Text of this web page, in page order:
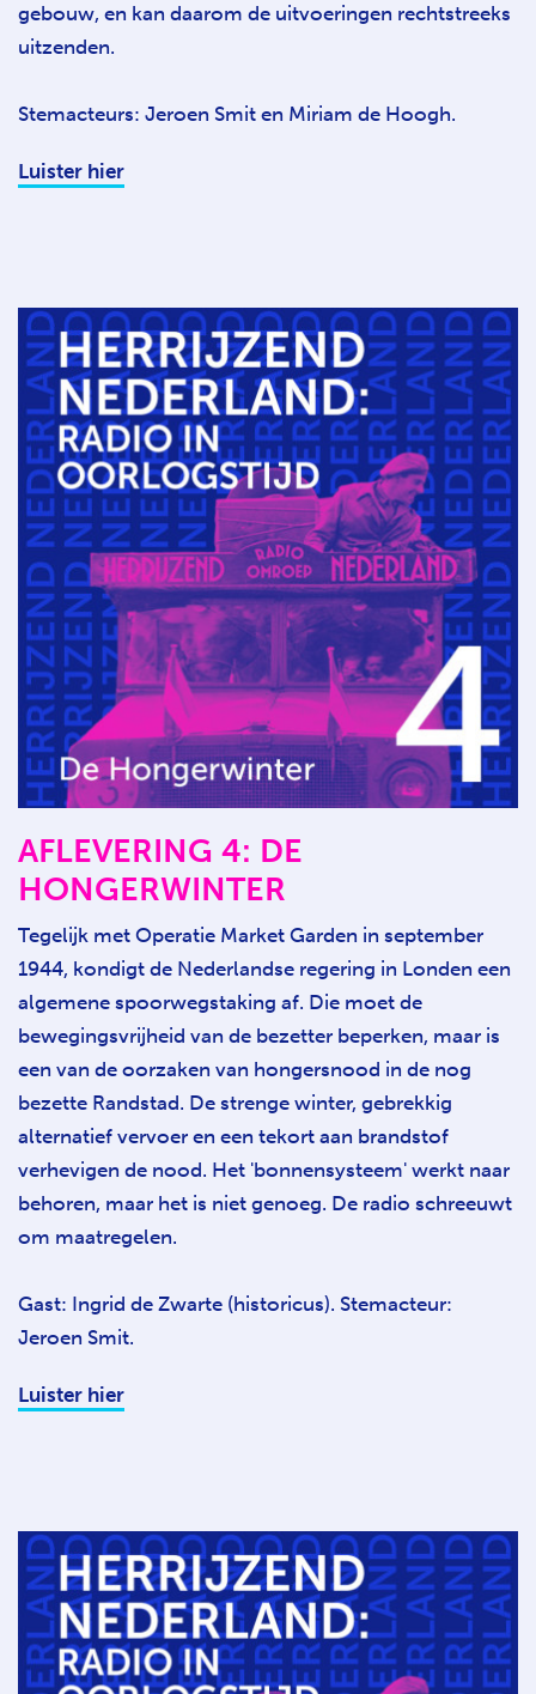
gebouw, en kan daarom de uitvoeringen rechtstreeks
uitzenden.
Stemacteurs: Jeroen Smit en Miriam de Hoogh.
Luister hier
AFLEVERING 4: DE
HONGERWINTER
Tegelijk met Operatie Market Garden in september
1944, kondigt de Nederlandse regering in Londen een
algemene spoorwegstaking af. Die moet de
bewegingsvrijheid van de bezetter beperken, maar is
een van de oorzaken van hongersnood in de nog
bezette Randstad. De strenge winter, gebrekkig
alternatief vervoer en een tekort aan brandstof
verhevigen de nood. Het 'bonnensysteem' werkt naar
behoren, maar het is niet genoeg. De radio schreeuwt
om maatregelen.
Gast: Ingrid de Zwarte (historicus). Stemacteur:
Jeroen Smit.
Luister hier